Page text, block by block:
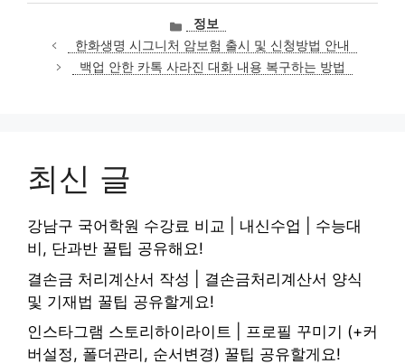
카
테
고
리
정보
한화생명 시그니처 암보험 출시 및 신청방법 안내
백업 안한 카톡 사라진 대화 내용 복구하는 방법
최신 글
강남구 국어학원 수강료 비교 | 내신수업 | 수능대
비, 단과반 꿀팁 공유해요!
결손금 처리계산서 작성 | 결손금처리계산서 양식
및 기재법 꿀팁 공유할게요!
인스타그램 스토리하이라이트 | 프로필 꾸미기 (+커
버설정, 폴더관리, 순서변경) 꿀팁 공유할게요!